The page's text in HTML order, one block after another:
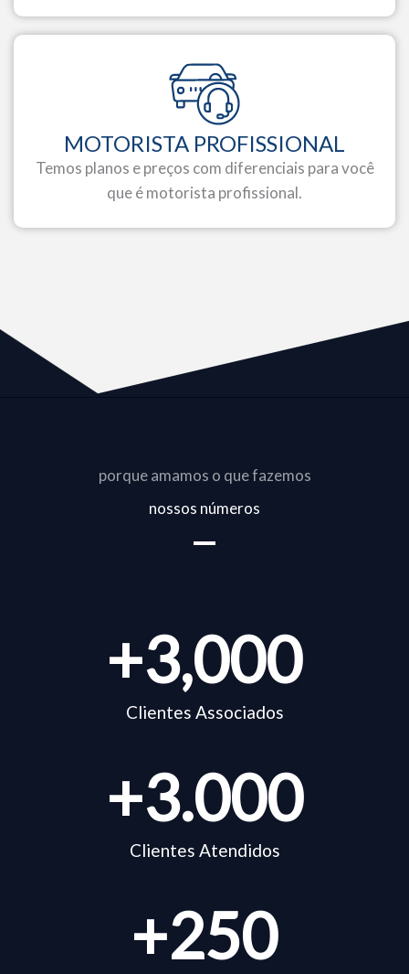
MOTORISTA PROFISSIONAL
Temos planos e preços com diferenciais para você
que é motorista profissional.
porque amamos o que fazemos
nossos números
Clientes Associados
+3,000
Clientes Atendidos
+3.000
+250